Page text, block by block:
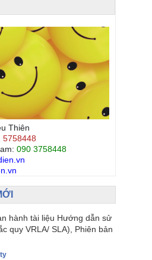
12V 7.2Ah (20HR),
Mã hàng: WPL7.2-12
Thiên
5758448
090 3758448
hành tài liệu Hướng dẫn sử
quy VRLA/ SLA), Phiên bản